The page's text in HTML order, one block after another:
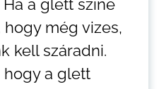
a glett színe
még vizes,
kell száradni.
hogy a glett